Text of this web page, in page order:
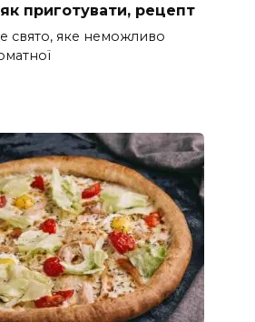
приготувати, рецепт
свято, яке неможливо